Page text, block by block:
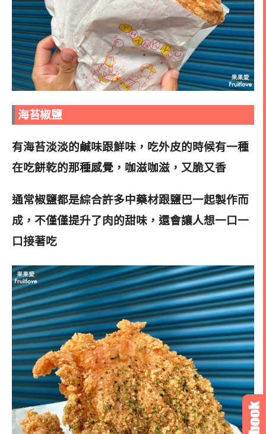
海苔椒鹽
有海苔淡淡的鹹味跟鮮味，吃外皮的時候有一種
在吃餅乾的那種感覺，咖滋咖滋，又脆又香
通常椒鹽都是綜合許多中藥材跟鹽巴一起製作而
成，不僅僅提升了肉的甜味，還會讓人想一口一
口接著吃